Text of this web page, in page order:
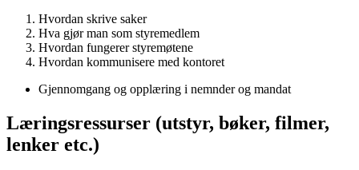
Hvordan skrive saker
Hva gjør man som styremedlem
Hvordan fungerer styremøtene
Hvordan kommunisere med kontoret
Gjennomgang og opplæring i nemnder og mandat
Læringsressurser (utstyr, bøker, filmer,
lenker etc.)